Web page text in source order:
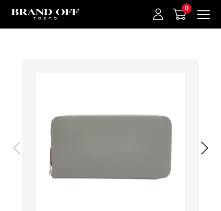
中古名牌業界No.1的BRAND OFF。BRAND OFF官網購物/h1>